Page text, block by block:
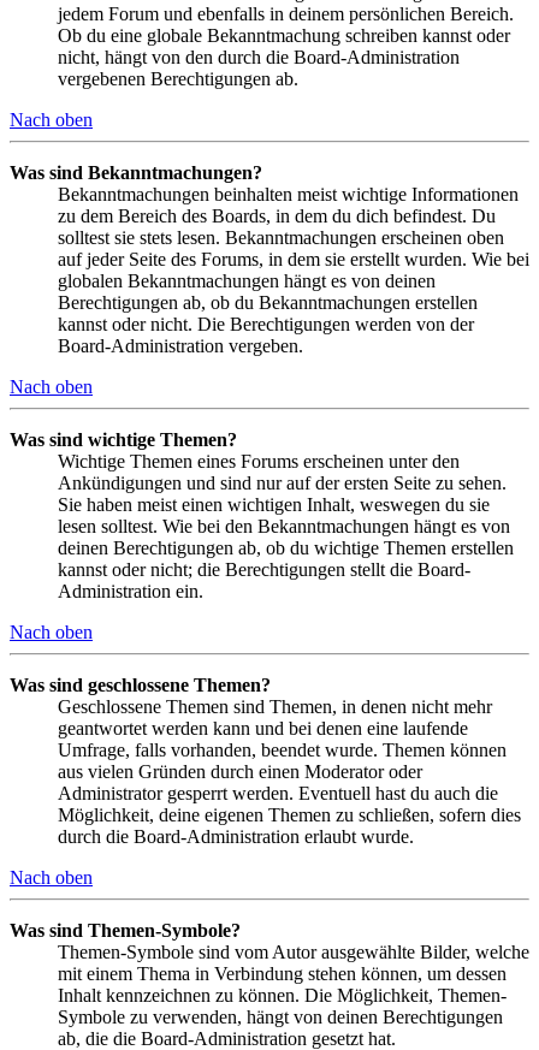
jedem Forum und ebenfalls in deinem persönlichen Bereich.
Ob du eine globale Bekanntmachung schreiben kannst oder
nicht, hängt von den durch die Board-Administration
vergebenen Berechtigungen ab.
Nach oben
Was sind Bekanntmachungen?
Bekanntmachungen beinhalten meist wichtige Informationen
zu dem Bereich des Boards, in dem du dich befindest. Du
solltest sie stets lesen. Bekanntmachungen erscheinen oben
auf jeder Seite des Forums, in dem sie erstellt wurden. Wie bei
globalen Bekanntmachungen hängt es von deinen
Berechtigungen ab, ob du Bekanntmachungen erstellen
kannst oder nicht. Die Berechtigungen werden von der
Board-Administration vergeben.
Nach oben
Was sind wichtige Themen?
Wichtige Themen eines Forums erscheinen unter den
Ankündigungen und sind nur auf der ersten Seite zu sehen.
Sie haben meist einen wichtigen Inhalt, weswegen du sie
lesen solltest. Wie bei den Bekanntmachungen hängt es von
deinen Berechtigungen ab, ob du wichtige Themen erstellen
kannst oder nicht; die Berechtigungen stellt die Board-
Administration ein.
Nach oben
Was sind geschlossene Themen?
Geschlossene Themen sind Themen, in denen nicht mehr
geantwortet werden kann und bei denen eine laufende
Umfrage, falls vorhanden, beendet wurde. Themen können
aus vielen Gründen durch einen Moderator oder
Administrator gesperrt werden. Eventuell hast du auch die
Möglichkeit, deine eigenen Themen zu schließen, sofern dies
durch die Board-Administration erlaubt wurde.
Nach oben
Was sind Themen-Symbole?
Themen-Symbole sind vom Autor ausgewählte Bilder, welche
mit einem Thema in Verbindung stehen können, um dessen
Inhalt kennzeichnen zu können. Die Möglichkeit, Themen-
Symbole zu verwenden, hängt von deinen Berechtigungen
ab, die die Board-Administration gesetzt hat.